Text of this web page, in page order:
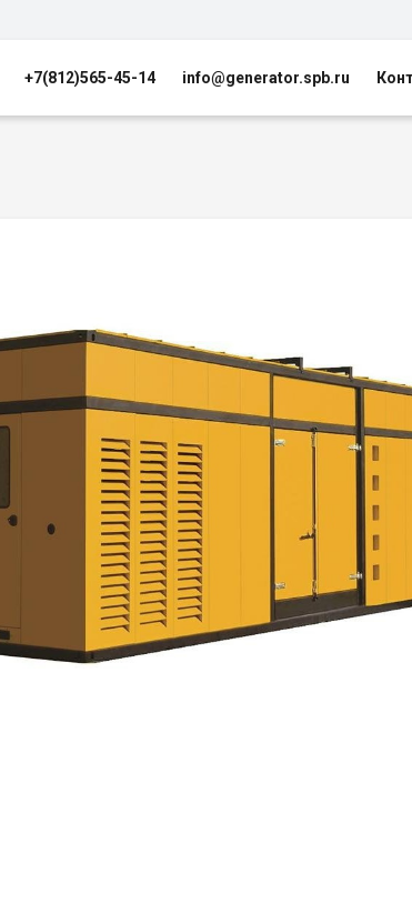
+7(812)565-45-14 info@generator.spb.ru